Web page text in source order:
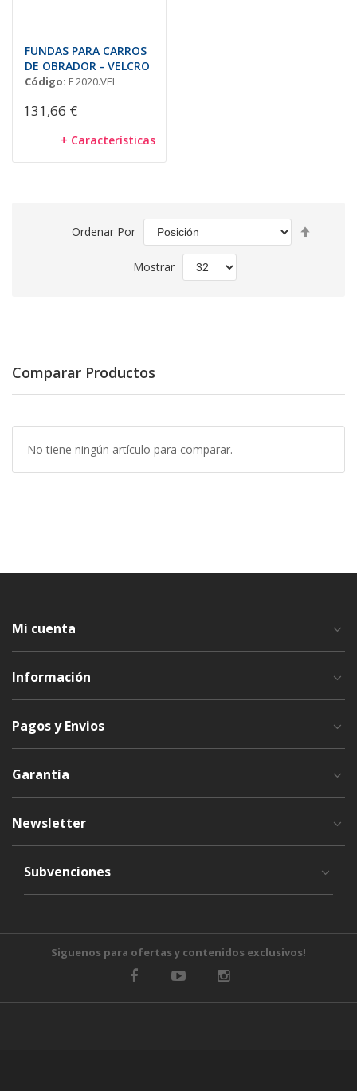
FUNDAS PARA CARROS
DE OBRADOR - VELCRO
Código: F 2020.VEL
131,66 €
+ Características
Ordenar Por
Mostrar
Comparar Productos
No tiene ningún artículo para comparar.
Mi cuenta
Información
Pagos y Envios
Garantía
Newsletter
Subvenciones
Siguenos para ofertas y contenidos exclusivos!